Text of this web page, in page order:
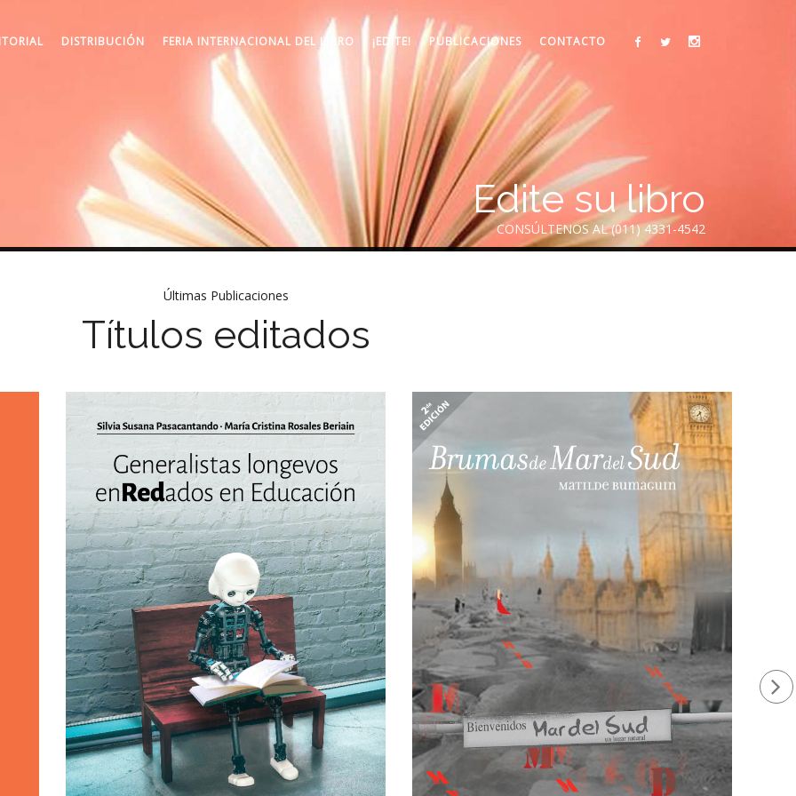
DISTRIBUCIÓN FERIA INTERNACIONAL DEL LIBRO ¡EDITE! PUBLICACIONES CONTACTO
Edite su libro
CONSÚLTENOS AL (011) 4331-4542
Últimas Publicaciones
Títulos editados